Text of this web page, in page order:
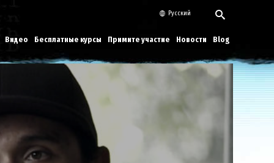
Русский
Видео Бесплатные курсы Примите участие Новости Blog